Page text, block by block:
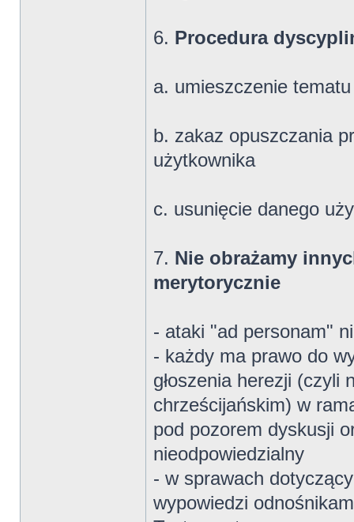
6. Procedura
a. umieszczenie
b. zakaz opuszczania
użytkownika
c. usunięcie danego
7. Nie obrażamy
merytorycznie
- ataki "ad personam"
- każdy ma prawo do
głoszenia herezji (czyli
chrześcijańskim) w
pod pozorem dyskusji
nieodpowiedzialny
- w sprawach
wypowiedzi